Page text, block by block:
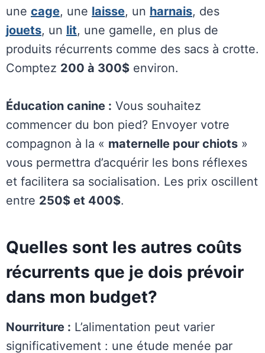
une cage, une laisse, un harnais, des
jouets, un lit, une gamelle, en plus de
produits récurrents comme des sacs à crotte.
Comptez 200 à 300$ environ.
Éducation canine : Vous souhaitez
commencer du bon pied? Envoyer votre
compagnon à la « maternelle pour chiots »
vous permettra d’acquérir les bons réflexes
et facilitera sa socialisation. Les prix oscillent
entre 250$ et 400$.
Quelles sont les autres coûts
récurrents que je dois prévoir
dans mon budget?
Nourriture : L’alimentation peut varier
significativement : une étude menée par